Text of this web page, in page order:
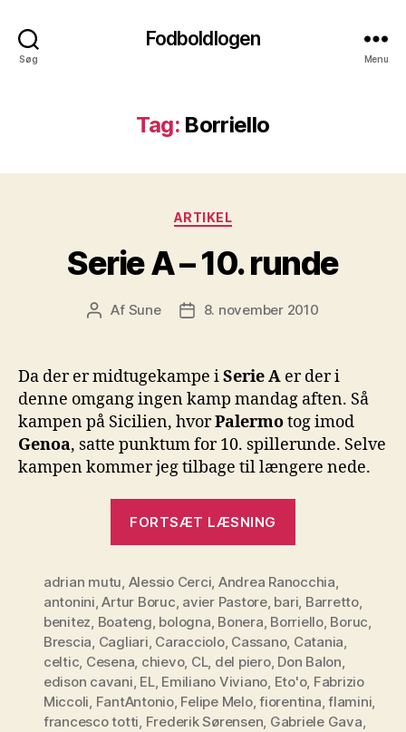
Søg
Fodboldlogen
Menu
Tag: Borriello
Kategorier
ARTIKEL
Serie A – 10. runde
Indlægsforfatter
Af Sune Indlægsdato
8. november 2010
Da der er midtugekampe iSerie A er der i
denne omgang ingen kamp mandag aften. Så
kampen på Sicilien, hvorPalermotog imod
Genoa, satte punktum for 10. spillerunde. Selve
kampen kommer jeg tilbage til længere nede.
FORTSÆT LÆSNING
10.
runde”
adrian mutu, Alessio Cerci, Andrea Ranocchia,
antonini,Artur Boruc, avier Pastore, bari, Barretto,
benitez, Boateng, bologna, Bonera, Borriello, Boruc,
Brescia, Cagliari, Caracciolo, Cassano, Catania,
celtic, Cesena, chievo, CL, del piero, Don Balon,
edison cavani, EL, Emiliano Viviano, Eto'o, Fabrizio
Miccoli, FantAntonio, Felipe Melo,fiorentina,flamini,
francesco totti, Frederik Sørensen, Gabriele Gava,